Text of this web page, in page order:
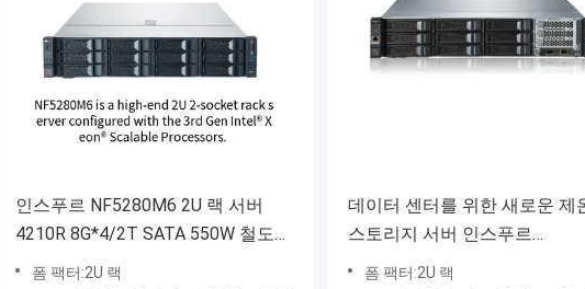
인스푸르 NF5280M6 2U 랙 서버
4210R 8G*4/2T SATA 550W 철도
정렬 시스템
폼 팩터:2U 랙
데이터 센터를 위한 새로운 제
스토리지 서버 인스푸르
NF5260M6/FM6
폼 팩터:2U 랙